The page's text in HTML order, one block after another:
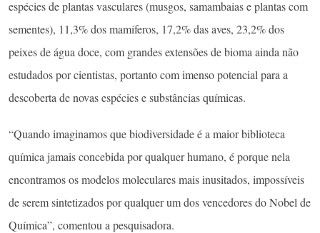
espécies de plantas vasculares (musgos, samambaias e plantas com
sementes), 11,3% dos mamíferos, 17,2% das aves, 23,2% dos
peixes de água doce, com grandes extensões de bioma ainda não
estudados por cientistas, portanto com imenso potencial para a
descoberta de novas espécies e substâncias químicas.
“Quando imaginamos que biodiversidade é a maior biblioteca
química jamais concebida por qualquer humano, é porque nela
encontramos os modelos moleculares mais inusitados, impossíveis
de serem sintetizados por qualquer um dos vencedores do Nobel de
Química”, comentou a pesquisadora.